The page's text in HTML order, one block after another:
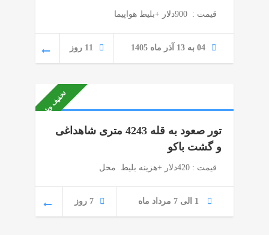
قیمت : 900دلار +بلیط هواپیما
04 به 13 آذر ماه 1405 11 روز
تخفیف ویژه
تور صعود به قله 4243 متری شاهداغی
و گشت باکو
قیمت : 420دلار +هزینه بلیط محل
7 روز